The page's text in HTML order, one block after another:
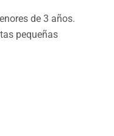
de 3 años.
pequeñas